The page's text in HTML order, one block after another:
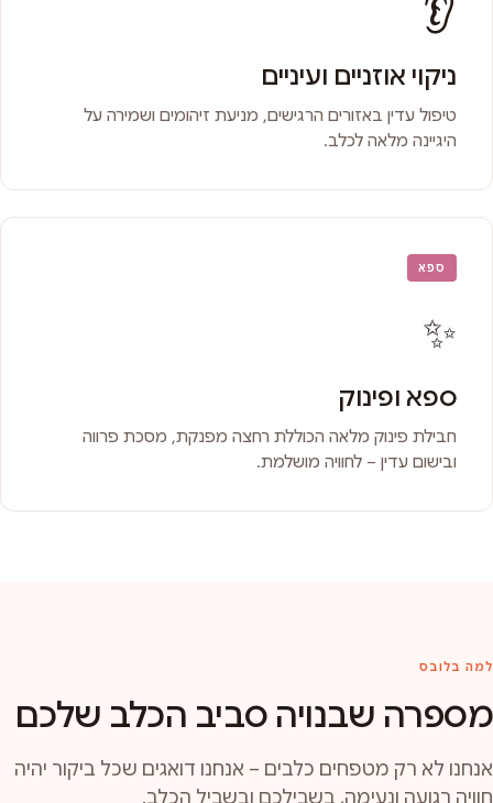
👂
ניקוי אוזניים ועיניים
טיפול עדין באזורים הרגישים, מניעת זיהומים ושמירה על
היגיינה מלאה לכלב.
ספא
✨
ספא ופינוק
חבילת פינוק מלאה הכוללת רחצה מפנקת, מסכת פרווה
ובישום עדין – לחוויה מושלמת.
למה בלובס
מספרה שבנויה סביב הכלב שלכם
אנחנו לא רק מטפחים כלבים – אנחנו דואגים שכל ביקור יהיה
חוויה רגועה ונעימה, בשבילכם ובשביל הכלב.